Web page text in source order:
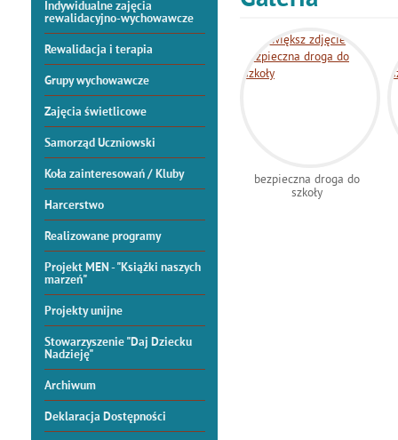
Indywidualne zajęcia
rewalidacyjno-wychowawcze
Rewalidacja i terapia
Grupy wychowawcze
Zajęcia świetlicowe
Samorząd Uczniowski
Koła zainteresowań / Kluby
Harcerstwo
Realizowane programy
Projekt MEN - "Książki naszych
marzeń"
Projekty unijne
Stowarzyszenie "Daj Dziecku
Nadzieję"
Archiwum
Deklaracja Dostępności
bezpieczna droga do
szkoły